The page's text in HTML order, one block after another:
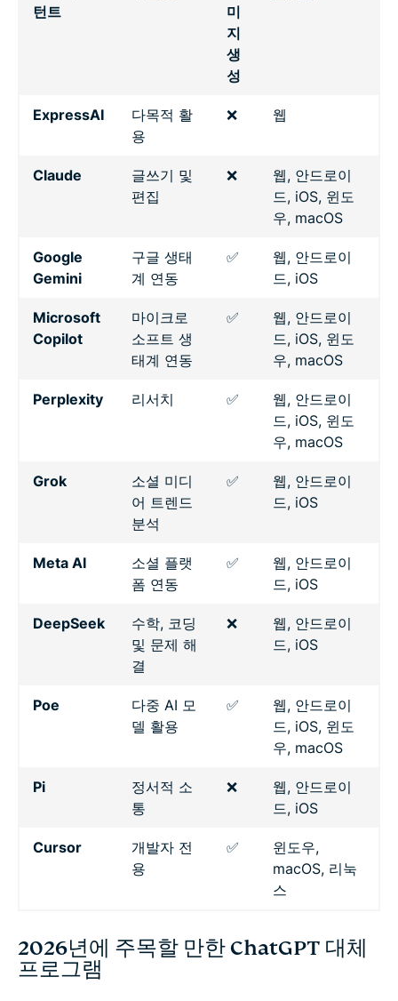
턴트
미
지
생
성
ExpressAI
다목적 활
용
❌ 웹
Claude
글쓰기 및
편집
❌
웹, 안드로이
드, iOS, 윈도
우, macOS
Google
Gemini
구글 생태
계 연동
✅
웹, 안드로이
드, iOS
Microsoft
Copilot
마이크로
소프트 생
태계 연동
✅
웹, 안드로이
드, iOS, 윈도
우, macOS
Perplexity 리서치 ✅
웹, 안드로이
드, iOS, 윈도
우, macOS
Grok
소셜 미디
어 트렌드
분석
✅
웹, 안드로이
드, iOS
Meta AI
소셜 플랫
폼 연동
✅
웹, 안드로이
드, iOS
DeepSeek
수학, 코딩
및 문제 해
결
❌
웹, 안드로이
드, iOS
Poe
다중 AI 모
델 활용
✅
웹, 안드로이
드, iOS, 윈도
우, macOS
Pi
정서적 소
통
❌
웹, 안드로이
드, iOS
Cursor
개발자 전
용
✅
윈도우,
macOS, 리눅
스
2026년에 주목할 만한 ChatGPT 대체
프로그램